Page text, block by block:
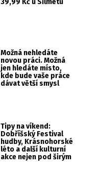
39,99 Kč u Silmetu
Možná nehledáte
novou práci. Možná
jen hledáte místo,
kde bude vaše práce
dávat větší smysl
Tipy na víkend:
Dobříšský Festival
hudby, Krásnohorské
léto a další kulturní
akce nejen pod širým